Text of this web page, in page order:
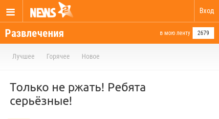
Вход
Развлечения в мою ленту 2679
Лучшее Горячее Новое
Только не ржать! Ребята
серьёзные!